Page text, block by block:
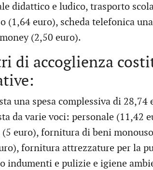
didattico e ludico, trasporto
(1,64 euro), scheda telefonica
(2,50 euro).
di accoglienza
una spesa complessiva di
da varie voci: personale (11,42
(5 euro), fornitura di beni
fornitura attrezzature per la
indumenti e pulizie e igiene